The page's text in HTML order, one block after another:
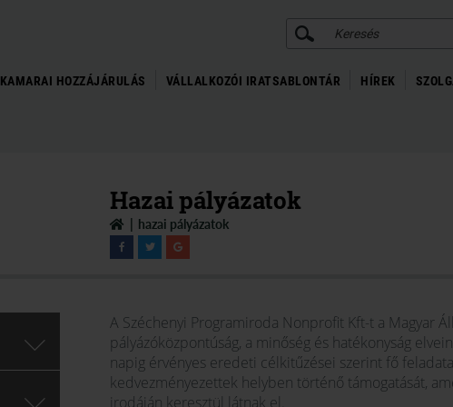
KERESÉS
KAMARAI HOZZÁJÁRULÁS VÁLLALKOZÓI IRATSABLONTÁR HÍREK
Hazai pályázatok
hazai pályázatok
A Széchenyi Programiroda Nonprofit Kft-t a Magyar
pályázóközpontúság, a minőség és hatékonyság
napig érvényes eredeti célkitűzései szerint fő
kedvezményezettek helyben történő támogatását,
irodáján keresztül látnak el.